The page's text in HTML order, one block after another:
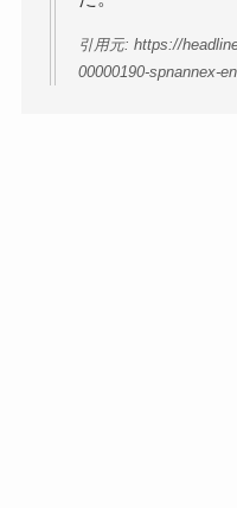
引用元: https://
00000190-spnannex-